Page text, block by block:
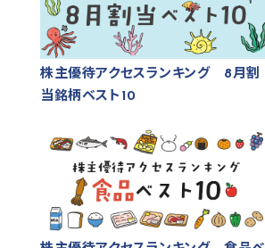
株主優待アクセスランキング 8月割
当銘柄ベスト10